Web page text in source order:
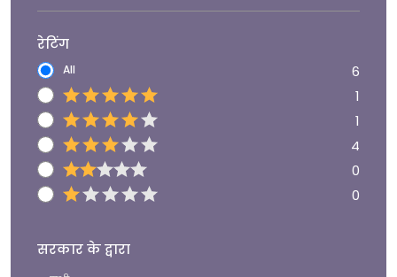
रेटिंग
All
6
1
1
4
0
0
सरकार के द्वारा